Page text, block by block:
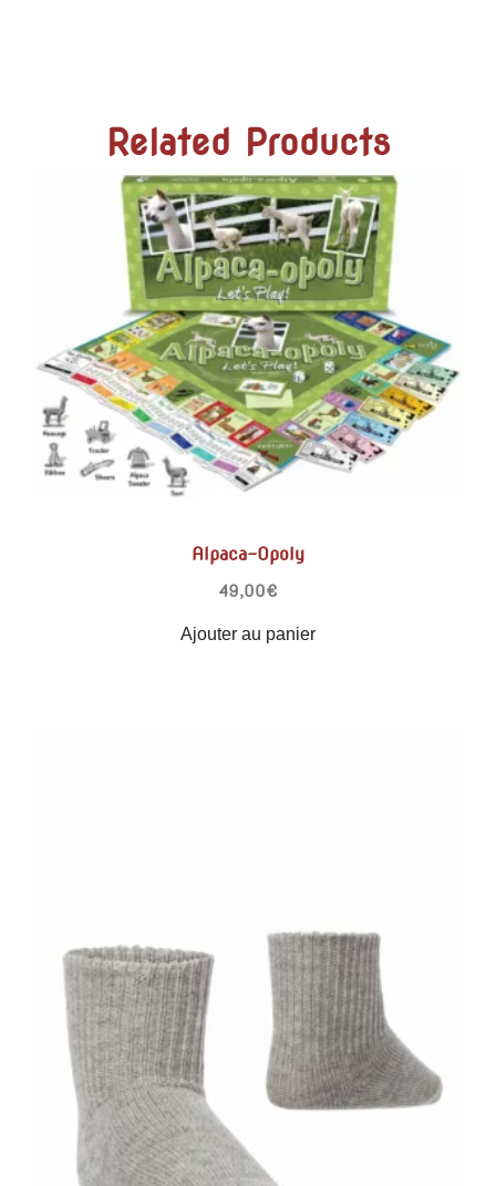
Related Products
Alpaca-Opoly
49,00€
Ajouter au panier